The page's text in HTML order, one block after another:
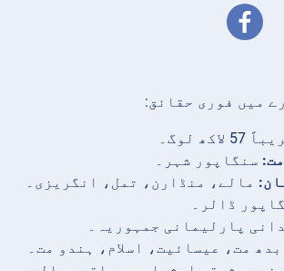
میں فوری حقائق:
لاکھ لوگ۔
سنگاپور شہر۔
مالے، منڈارن، تمل، انگریزی۔
ڈالر۔
پارلیمانی جمہوریہ۔
بدھ مت، عیسائیت، اسلام، ہندو مت۔